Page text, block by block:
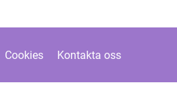
Cookies Kontakta oss